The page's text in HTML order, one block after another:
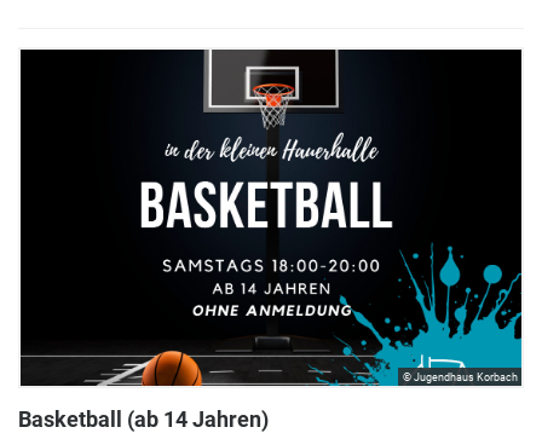
Basketball (ab 14 Jahren)
© Jugendhaus Korbach